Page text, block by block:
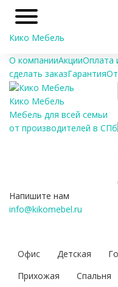
Кико Мебель
О компанииАкцииОплата
сделать заказГарантия
Кико Мебель
Мебель для всей семьи
от производителей в СПб
Напишите нам
info@kikomebel.ru
Офис Детская
Прихожая
Спальня